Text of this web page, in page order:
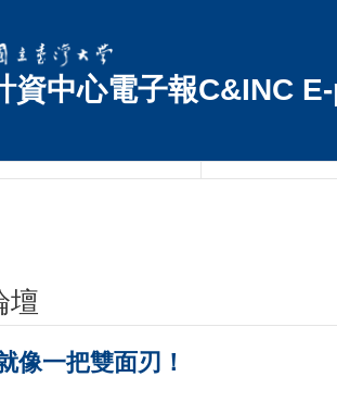
資中心電子報C&INC
壇
像一把雙面刃！